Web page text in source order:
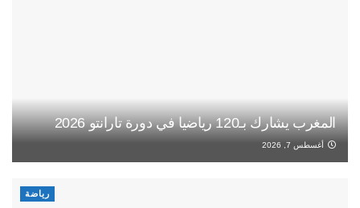
المغرب يشارك بـ120 رياضيا في دورة تارانتو 2026
أغسطس 7, 2026
رياضة